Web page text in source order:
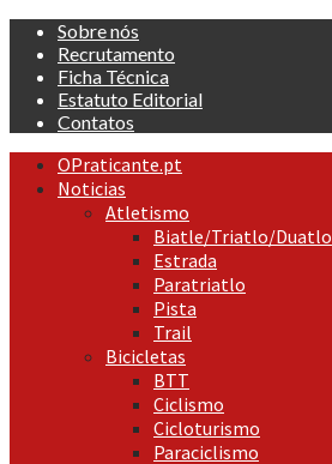
Skip
content
Sobre nós
Recrutamento
Ficha Técnica
Estatuto Editorial
Contatos
Primary
Menu
OPraticante.pt
Noticias
Atletismo
Biatle/Triatlo/Duatlo
Estrada
Paratriatlo
Pista
Trail
Bicicletas
BTT
Ciclismo
Cicloturismo
Paraciclismo